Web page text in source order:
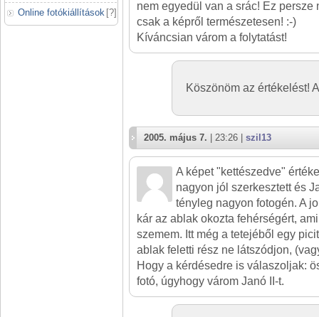
Online fotókiállítások [?]
nem egyedül van a srác! Ez persze
csak a képről természetesen! :-)
Kíváncsian várom a folytatást!
Köszönöm az értékelést!
2005. május 7. | 23:26 | szil13
A képet "kettészedve"
nagyon jól szerkesztett és
tényleg nagyon fotogén. A
kár az ablak okozta fehérségért,
szemem. Itt még a tetejéből egy
ablak feletti rész ne látszódjon,
Hogy a kérdésedre is válaszoljak:
fotó, úgyhogy várom Janó II-t.